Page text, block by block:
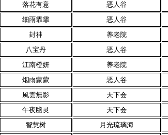
落花有意 恶人谷
细雨霏霏 恶人谷
封神 养老院
八宝丹 恶人谷
江南橙妍 养老院
烟雨蒙蒙 恶人谷
風雲無影 天下会
午夜幽灵 天下会
智慧树 月光琉璃海